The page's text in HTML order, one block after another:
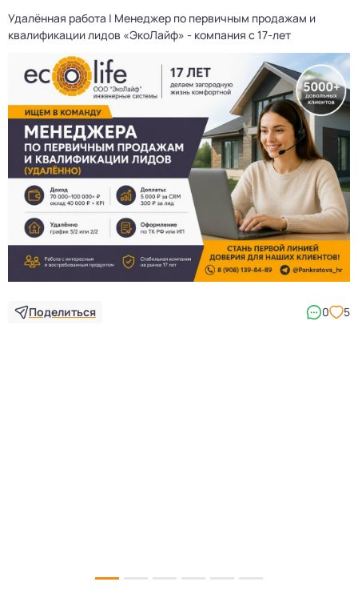
Удалённая работа | Менеджер по первичным продажам и
квалификации лидов «ЭкоЛайф» - компания с 17-лет
Поделиться 0 5